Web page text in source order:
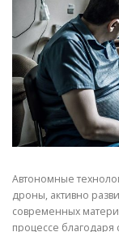
СТАТЬИ
Автономные
дроны, активно
современных
процессе благодаря